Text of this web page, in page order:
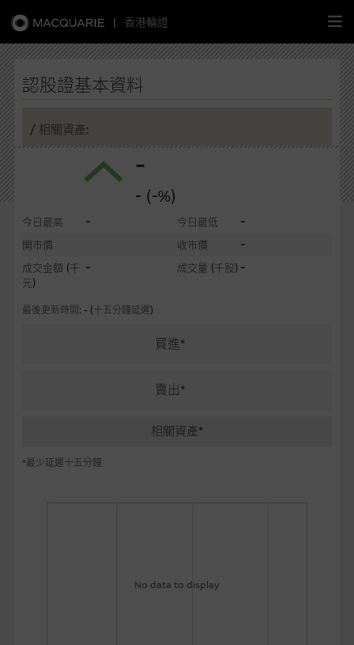
| 香港輪證
牛熊證
選股攻略
中資股票專頁
認股證基本資料
/ 相關資產:
-
- (-%)
今日最高 - 今日最低 -
開市價 收市價 -
成交金額 (千
元)
- 成交量 (千股) -
最後更新時間: - (十五分鐘延遲)
買進*
賣出*
相關資產*
*最少延遲十五分鐘
No data to display